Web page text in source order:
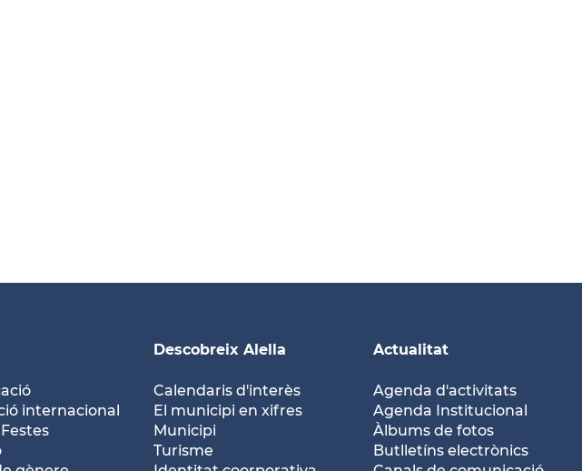
internacional
Descobreix Alella
Calendaris d'interès
El municipi en xifres
Municipi
Turisme
Actualitat
Agenda d'activitats
Agenda Institucional
Àlbums de fotos
Butlletíns electrònics